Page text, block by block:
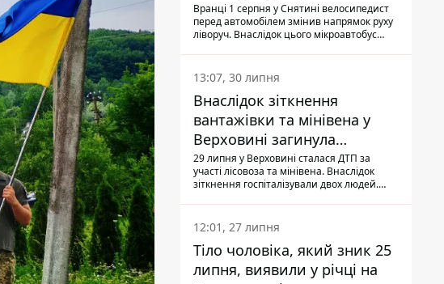
Вранці 1 серпня у Снятині велосипедист
перед автомобілем змінив напрямок руху
ліворуч. Внаслідок цього мікроавтобус
13:07, 30 липня
Внаслідок зіткнення
вантажівки та мінівена у
Верховині загинула
пасажирка, водійка - у
лікарні
29 липня у Верховині сталася ДТП за
участі лісовоза та мінівена. Внаслідок
зіткнення госпіталізували двох людей.
Також травми отримала водійка
автомобіля.
12:01, 27 липня
Тіло чоловіка, який зник 25
липня, виявили у річці на